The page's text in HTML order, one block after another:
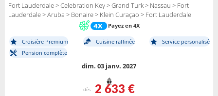
Fort Lauderdale > Celebration Key > Grand Turk > Nassau > Fort
Lauderdale > Aruba > Bonaire > Klein Curaçao > Fort Lauderdale
Payez en 4X
Croisière Premium Cuisine raffinée
Service personalisé
Pension complète
dim. 03 janv. 2027
dès 2 633 €